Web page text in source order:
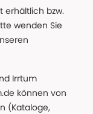
erhältlich bzw.
wenden Sie
Irrtum
können von
(Kataloge,